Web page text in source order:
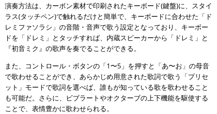
演奏方法は、カーボン素材で印刷されたキーボード(鍵盤)に、スタイ
ラス(タッチペン)で触れるだけと簡単で、キーボードに合わせた「ド
レミファソラシ」の音階・音声で歌う設定となっており、キーボー
ドを「ドレミ」とタッチすれば、内蔵スピーカーから「ドレミ」と
『初音ミク』の歌声を奏でることができる。
また、コントロール・ボタンの「1〜5」を押すと「あ〜お」の母音
で歌わせることができ、あらかじめ用意された歌詞で歌う「プリセ
ット」モードで歌詞を選べば、誰もが知っている歌を歌わせること
も可能だ。さらに、ビブラートやオクターブの上下機能を駆使する
ことで、表情豊かに歌わせられる。